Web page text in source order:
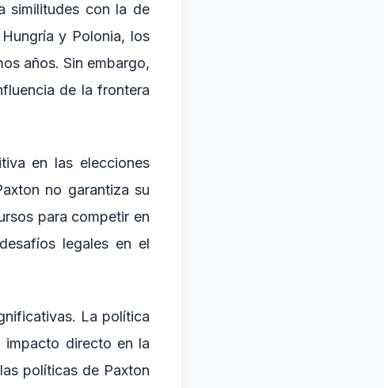
similitudes con la de
y Polonia, los
años. Sin embargo,
de la frontera
en las elecciones
no garantiza su
para competir en
legales en el
La política
impacto directo en la
políticas de Paxton